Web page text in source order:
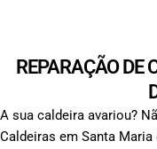
REPARAÇÃO DE
A sua caldeira avariou?
Caldeiras em Santa